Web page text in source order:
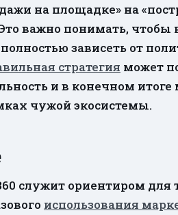
на площадке» на
важно понимать, чтобы
зависеть от
стратегия может
и в конечном
чужой экосистемы.
служит ориентиром для
использования